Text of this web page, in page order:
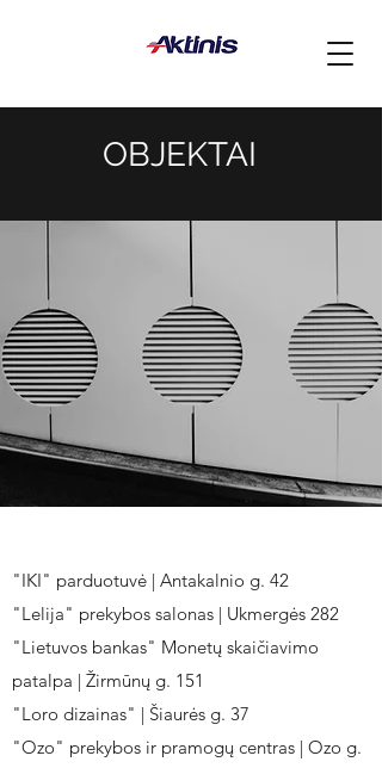
OBJEKTAI
"IKI" parduotuvė | Antakalnio g. 42
"Lelija" prekybos salonas | Ukmergės 282
"Lietuvos bankas" Monetų skaičiavimo
patalpa | Žirmūnų g. 151
"Loro dizainas" | Šiaurės g. 37
"Ozo" prekybos ir pramogų centras | Ozo g.